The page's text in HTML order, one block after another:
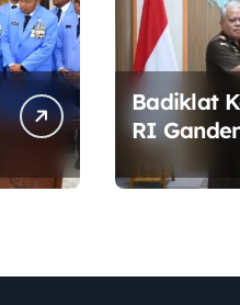
Badiklat
RI
Profesi